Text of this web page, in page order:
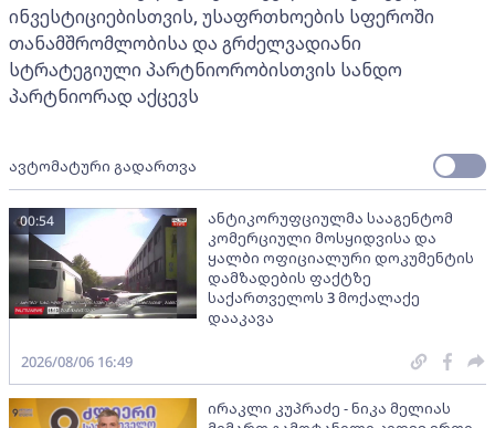
ინვესტიციებისთვის, უსაფრთხოების სფეროში
თანამშრომლობისა და გრძელვადიანი
სტრატეგიული პარტნიორობისთვის სანდო
პარტნიორად აქცევს
ავტომატური გადართვა
ანტიკორუფციულმა სააგენტომ
კომერციული მოსყიდვისა და
ყალბი ოფიციალური დოკუმენტის
დამზადების ფაქტზე
საქართველოს 3 მოქალაქე
დააკავა
00:54
2026/08/06 16:49
ირაკლი კუპრაძე - ნიკა მელიას